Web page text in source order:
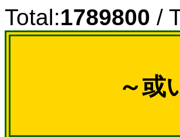
Total:1789800 /
～或